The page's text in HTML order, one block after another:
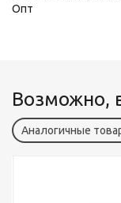
Опт
Возможно,
Аналогичные